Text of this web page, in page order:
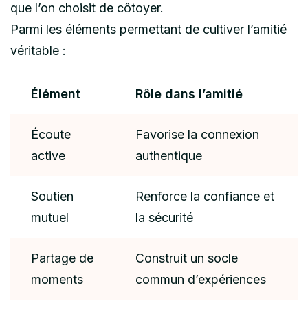
que l’on choisit de côtoyer.
Parmi les éléments permettant de cultiver l’amitié
véritable :
Élément Rôle dans l’amitié
Écoute
active
Favorise la connexion
authentique
Soutien
mutuel
Renforce la confiance et
la sécurité
Partage de
moments
Construit un socle
commun d’expériences